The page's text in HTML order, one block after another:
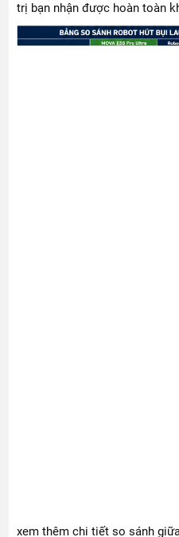
trị bạn nhận được hoàn toàn
xem thêm chi tiết so sánh